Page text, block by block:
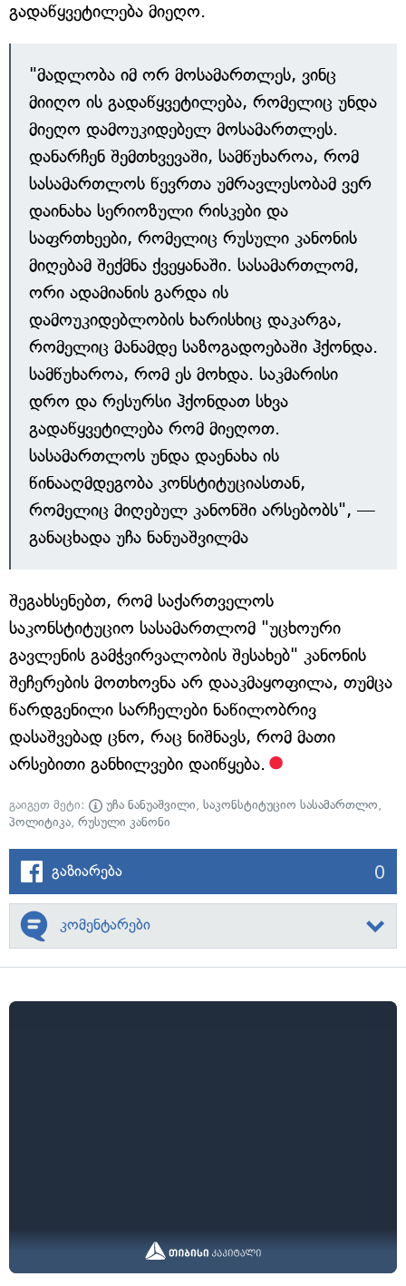
გადაწყვეტილება მიეღო.
"მადლობა იმ ორ მოსამართლეს, ვინც
მიიღო ის გადაწყვეტილება, რომელიც უნდა
მიეღო დამოუკიდებელ მოსამართლეს.
დანარჩენ შემთხვევაში, სამწუხაროა, რომ
სასამართლოს წევრთა უმრავლესობამ ვერ
დაინახა სერიოზული რისკები და
საფრთხეები, რომელიც რუსული კანონის
მიღებამ შექმნა ქვეყანაში. სასამართლომ,
ორი ადამიანის გარდა ის
დამოუკიდებლობის ხარისხიც დაკარგა,
რომელიც მანამდე საზოგადოებაში ჰქონდა.
სამწუხაროა, რომ ეს მოხდა. საკმარისი
დრო და რესურსი ჰქონდათ სხვა
გადაწყვეტილება რომ მიეღოთ.
სასამართლოს უნდა დაენახა ის
წინააღმდეგობა კონსტიტუციასთან,
რომელიც მიღებულ კანონში არსებობს", —
განაცხადა უჩა ნანუაშვილმა
შეგახსენებთ, რომ საქართველოს
საკონსტიტუციო სასამართლომ "უცხოური
გავლენის გამჭვირვალობის შესახებ" კანონის
შეჩერების მოთხოვნა არ დააკმაყოფილა, თუმცა
წარდგენილი სარჩელები ნაწილობრივ
დასაშვებად ცნო, რაც ნიშნავს, რომ მათი
არსებითი განხილვები დაიწყება.
გაიგეთ მეტი: უჩა ნანუაშვილი, საკონსტიტუციო სასამართლო,
პოლიტიკა, რუსული კანონი
გაზიარება 0
კომენტარები